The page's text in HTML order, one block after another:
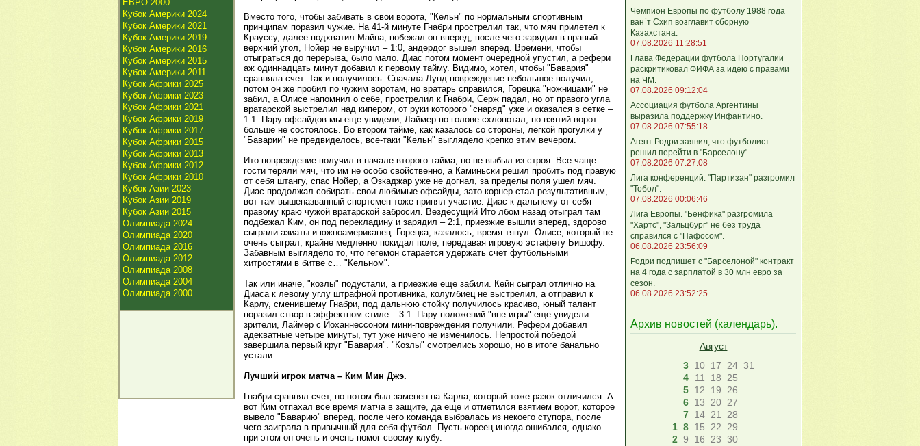
ЕВРО 2000
Кубок Америки 2024
Кубок Америки 2021
Кубок Америки 2019
Кубок Америки 2016
Кубок Америки 2015
Кубок Америки 2011
Кубок Африки 2025
Кубок Африки 2023
Кубок Африки 2021
Кубок Африки 2019
Кубок Африки 2017
Кубок Африки 2015
Кубок Африки 2013
Кубок Африки 2012
Кубок Африки 2010
Кубок Азии 2023
Кубок Азии 2019
Кубок Азии 2015
Олимпиада 2024
Олимпиада 2020
Олимпиада 2016
Олимпиада 2012
Олимпиада 2008
Олимпиада 2004
Олимпиада 2000
Вместо того, чтобы забивать в свои ворота, "Кельн" по нормальным спортивным
принципам поразил чужие. На 41-й минуте Гнабри прострелил так, что мяч прилетел к
Крауссу, далее подхватил Майна, побежал он вперед, после чего зарядил в правый
верхний угол, Нойер не выручил – 1:0, андердог вышел вперед. Времени, чтобы
отыграться до перерыва, было мало. Диас потом момент очередной упустил, а рефери
аж одиннадцать минут добавил к первому тайму. Видимо, хотел, чтобы "Бавария"
сравняла счет. Так и получилось. Сначала Лунд повреждение небольшое получил,
потом он же пробил по чужим воротам, но вратарь справился, Горецка "ножницами" не
забил, а Олисе напомнил о себе, прострелил к Гнабри, Серж падал, но от правого угла
вратарской выстрелил над кипером, от руки которого "снаряд" уже и оказался в сетке –
1:1. Пару офсайдов мы еще увидели, Лаймер по голове схлопотал, но взятий ворот
больше не состоялось. Во втором тайме, как казалось со стороны, легкой прогулки у
"Баварии" не предвиделось, все-таки "Кельн" выглядело крепко этим вечером.
Ито повреждение получил в начале второго тайма, но не выбыл из строя. Все чаще
гости теряли мяч, что им не особо свойственно, а Каминьски решил пробить под правую
от себя штангу, спас Нойер, а Озкаджар уже не догнал, за пределы поля ушел мяч.
Диас продолжал собирать свои любимые офсайды, зато корнер стал результативным,
вот там вышеназванный спортсмен тоже принял участие. Диас к дальнему от себя
правому краю чужой вратарской забросил. Вездесущий Ито лбом назад отыграл там
подбежал Ким, он под перекладину и зарядил – 2:1, приезжие вышли вперед, здорово
сыграли азиаты и южноамериканец. Горецка, казалось, время тянул. Олисе, который не
очень сыграл, крайне медленно покидал поле, передавая игровую эстафету Бишофу.
Забавным выглядело то, что гегемон старается удержать счет футбольными
хитростями в битве с… "Кельном".
Так или иначе, "козлы" подустали, а приезжие еще забили. Кейн сыграл отлично на
Диаса к левому углу штрафной противника, колумбиец не выстрелил, а отправил к
Карлу, сменившему Гнабри, под дальнюю стойку получилось красиво, юный талант
поразил створ в эффектном стиле – 3:1. Пару положений "вне игры" еще увидели
зрители, Лаймер с Йоханнессоном мини-повреждения получили. Рефери добавил
адекватные четыре минуты, тут уже ничего не изменилось. Непростой победой
завершила первый круг "Бавария". "Козлы" смотрелись хорошо, но в итоге банально
устали.
Лучший игрок матча – Ким Мин Джэ.
Гнабри сравнял счет, но потом был заменен на Карла, который тоже разок отличился. А
вот Ким отпахал все время матча в защите, да еще и отметился взятием ворот, которое
вывело "Баварию" вперед, после чего команда выбралась из некоего ступора, после
чего заиграла в привычный для себя футбол. Пусть кореец иногда ошибался, однако
при этом он очень и очень помог своему клубу.
Чемпион Европы по футболу 1988 года
ван`т Схип возглавит сборную
Казахстана.
07.08.2026 11:28:51
Глава Федерации футбола Португалии
раскритиковал ФИФА за идею с правами
на ЧМ.
07.08.2026 09:12:04
Ассоциация футбола Аргентины
выразила поддержку Инфантино.
07.08.2026 07:55:18
Агент Родри заявил, что футболист
решил перейти в "Барселону".
07.08.2026 07:27:08
Лига кoнференций. "Партизан" разгромил
"Тобол".
07.08.2026 00:06:46
Лига Европы. "Бенфика" разгромила
"Хартс", "Зальцбург" не без труда
справился с "Пафосом".
06.08.2026 23:56:09
Родри подпишет с "Барселоной" контракт
на 4 года с зарплатой в 30 млн евро за
сезон.
06.08.2026 23:52:25
Архив новостей (календарь).
Август
3 10 17 24 31
4
11 18
25
5 12 19
26
6 13 20 27
7 14 21
28
1 8 15 22
29
2 9 16 23 30